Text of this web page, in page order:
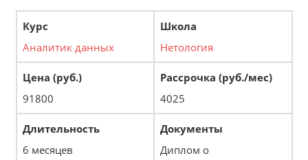
Аналитик данных Нетология
91800 4025
6 месяцев
Диплом о